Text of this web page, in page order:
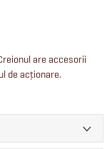
are accesorii
de acționare.